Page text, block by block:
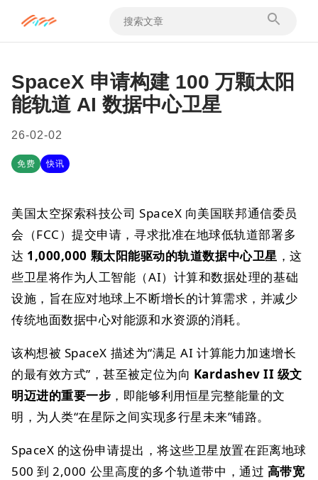
SpaceX 申请构建 100 万颗太阳
能轨道 AI 数据中心卫星
26-02-02
免费 快讯
美国太空探索科技公司 SpaceX 向美国联邦通信委员
会（FCC）提交申请，寻求批准在地球低轨道部署多
达 1,000,000 颗太阳能驱动的轨道数据中心卫星 ，这
些卫星将作为人工智能（AI）计算和数据处理的基础
设施，旨在应对地球上不断增长的计算需求，并减少
传统地面数据中心对能源和水资源的消耗。
该构想被 SpaceX 描述为“满足 AI 计算能力加速增长
的最有效方式”，甚至被定位为向 Kardashev II 级文
明迈进的重要一步 ，即能够利用恒星完整能量的文
明，为人类“在星际之间实现多行星未来”铺路。
SpaceX 的这份申请提出，将这些卫星放置在距离地球
500 到 2,000 公里高度的多个轨道带中，通过 高带宽